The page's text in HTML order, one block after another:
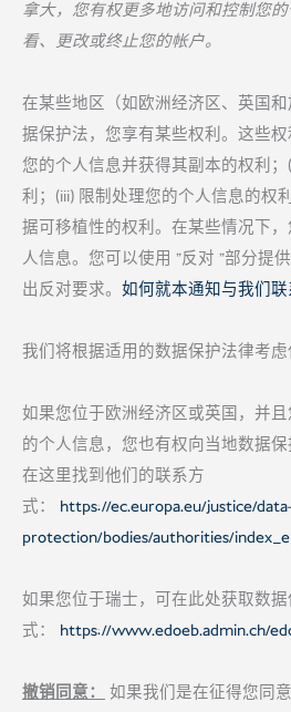
拿大，您有权更多地访问和控制您
看、更改或终止您的帐户。
在某些地区（如欧洲经济区、英国
据保护法，您享有某些权利。这些
您的个人信息并获得其副本的权利
利；(iii) 限制处理您的个人信息的权
据可移植性的权利。在某些情况下
人信息。您可以使用 "反对 "部分提
出反对要求。 如何就本通知与我们联
我们将根据适用的数据保护法律考虑
如果您位于欧洲经济区或英国，并
的个人信息，您也有权向当地数据
在这里找到他们的联系方
式： https://ec.europa.eu/justice/
protection/bodies/authorities/
如果您位于瑞士，可在此处获取数
式： https://www.edoeb.admin.ch/
撤销同意： 如果我们是在征得您同